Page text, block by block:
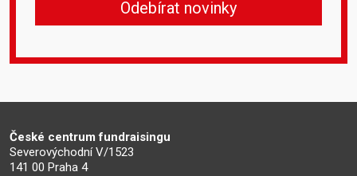
České centrum fundraisingu
Severovýchodní V/1523
141 00 Praha 4